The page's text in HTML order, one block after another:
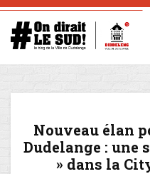
Nouveau élan
Dudelange : une
» dans la